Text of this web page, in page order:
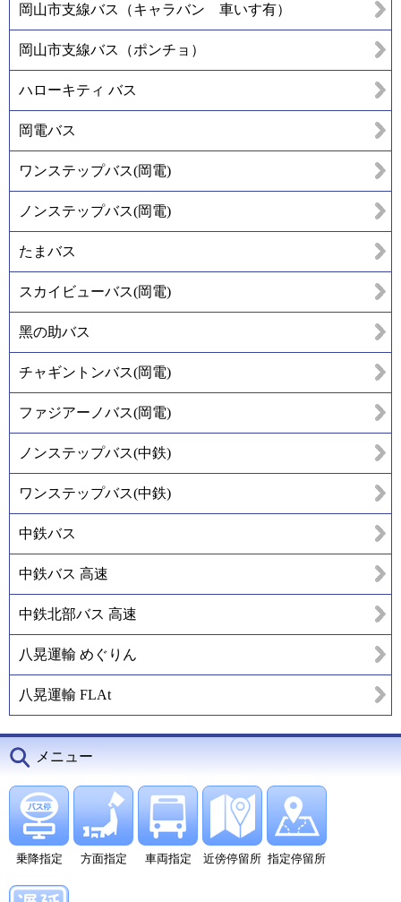
岡山市支線バス（キャラバン 車いす有）
岡山市支線バス（ポンチョ）
ハローキティ バス
岡電バス
ワンステップバス(岡電)
ノンステップバス(岡電)
たまバス
スカイビューバス(岡電)
黑の助バス
チャギントンバス(岡電)
ファジアーノバス(岡電)
ノンステップバス(中鉄)
ワンステップバス(中鉄)
中鉄バス
中鉄バス 高速
中鉄北部バス 高速
八晃運輸 めぐりん
八晃運輸 FLAt
メニュー
乗降指定 方面指定 車両指定 近傍停留所 指定停留所